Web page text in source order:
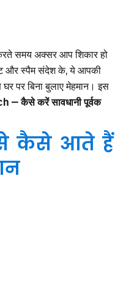
समय अक्सर आप शिकार हो
और स्पैम संदेश के, ये आपकी
पर बिना बुलाए मेहमान। इस
– कैसे करें सावधानी पूर्वक
कैसे आते हैं